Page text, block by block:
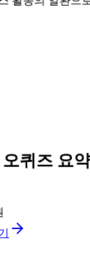
오퀴즈 요약